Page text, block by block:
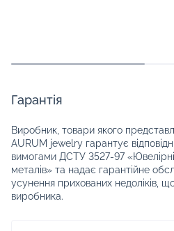
Гарантія
Виробник, товари якого
AURUM jewelry гарантує
вимогами ДСТУ 3527-97
металів» та надає гарантійне
усунення прихованих недоліків,
виробника.